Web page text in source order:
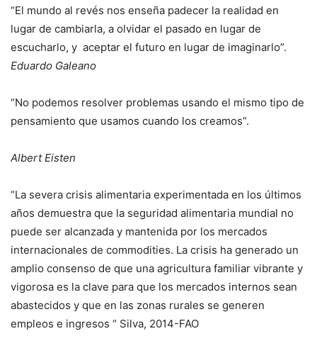
“El mundo al revés nos enseña padecer la realidad en
lugar de cambiarla, a olvidar el pasado en lugar de
escucharlo, y aceptar el futuro en lugar de imaginarlo”.
Eduardo Galeano
“No podemos resolver problemas usando el mismo tipo de
pensamiento que usamos cuando los creamos”.
Albert Eisten
“La severa crisis alimentaria experimentada en los últimos
años demuestra que la seguridad alimentaria mundial no
puede ser alcanzada y mantenida por los mercados
internacionales de commodities. La crisis ha generado un
amplio consenso de que una agricultura familiar vibrante y
vigorosa es la clave para que los mercados internos sean
abastecidos y que en las zonas rurales se generen
empleos e ingresos “ Silva, 2014-FAO